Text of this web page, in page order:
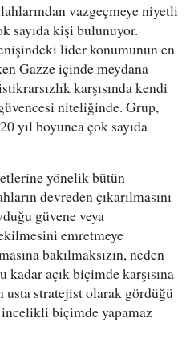
vazgeçmeye niyetli
sayıda kişi bulunuyor.
lider konumunun en
Gazze içinde meydana
karşısında kendi
niteliğinde. Grup,
yıl boyunca çok sayıda
yönelik bütün
devreden çıkarılmasını
güvene veya
emretmeye
bakılmaksızın, neden
açık biçimde karşısına
usta stratejist olarak gördüğü
biçimde yapamaz